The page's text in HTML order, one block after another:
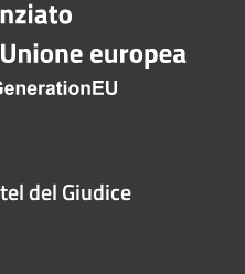
del Giudice